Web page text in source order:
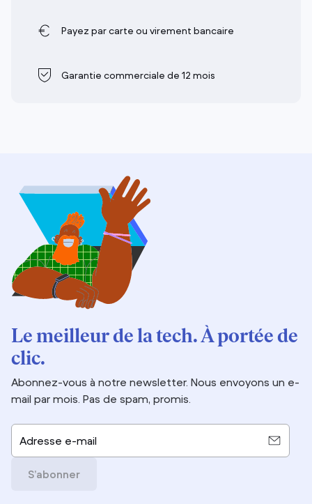
Payez par carte ou virement bancaire
Garantie commerciale de 12 mois
Le meilleur de la tech. À portée de
clic.
Abonnez-vous à notre newsletter. Nous envoyons un e-
mail par mois. Pas de spam, promis.
Adresse e-mail
S’abonner